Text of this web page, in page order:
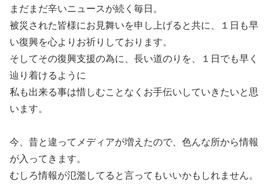
まだまだ辛いニュースが続く毎日。
被災された皆様にお見舞いを申し上げると共に、１日も早
い復興を心よりお祈りしております。
そしてその復興支援の為に、長い道のりを、１日でも早く
辿り着けるように
私も出来る事は惜しむことなくお手伝いしていきたいと思
います。
今、昔と違ってメディアが増えたので、色んな所から情報
が入ってきます。
むしろ情報が氾濫してると言ってもいいかもしれません。